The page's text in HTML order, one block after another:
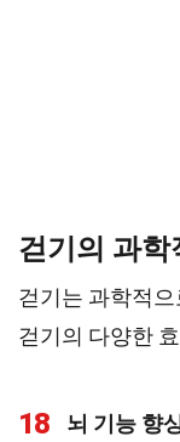
걷기의 과학
걷기는 과학적
걷기의 다양한
18 뇌 기능 향